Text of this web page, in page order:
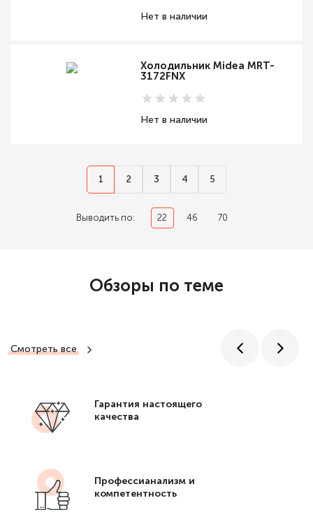
Нет в наличии
Холодильник Midea MRT-
3172FNX
Нет в наличии
1 2 3 4 5
Выводить по: 22 46 70
Обзоры по теме
Смотреть все
Гарантия настоящего
качества
Профессианализм и
компетентность